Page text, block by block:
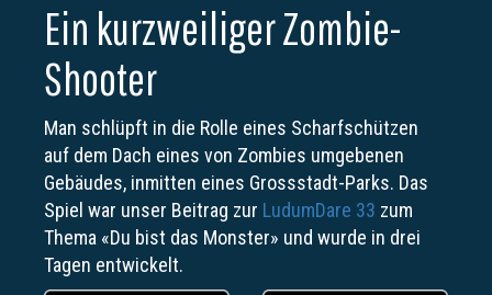
Ein kurzweiliger Zombie-
Shooter
Man schlüpft in die Rolle eines Scharfschützen
auf dem Dach eines von Zombies umgebenen
Gebäudes, inmitten eines Grossstadt-Parks. Das
Spiel war unser Beitrag zur LudumDare 33 zum
Thema «Du bist das Monster» und wurde in drei
Tagen entwickelt.